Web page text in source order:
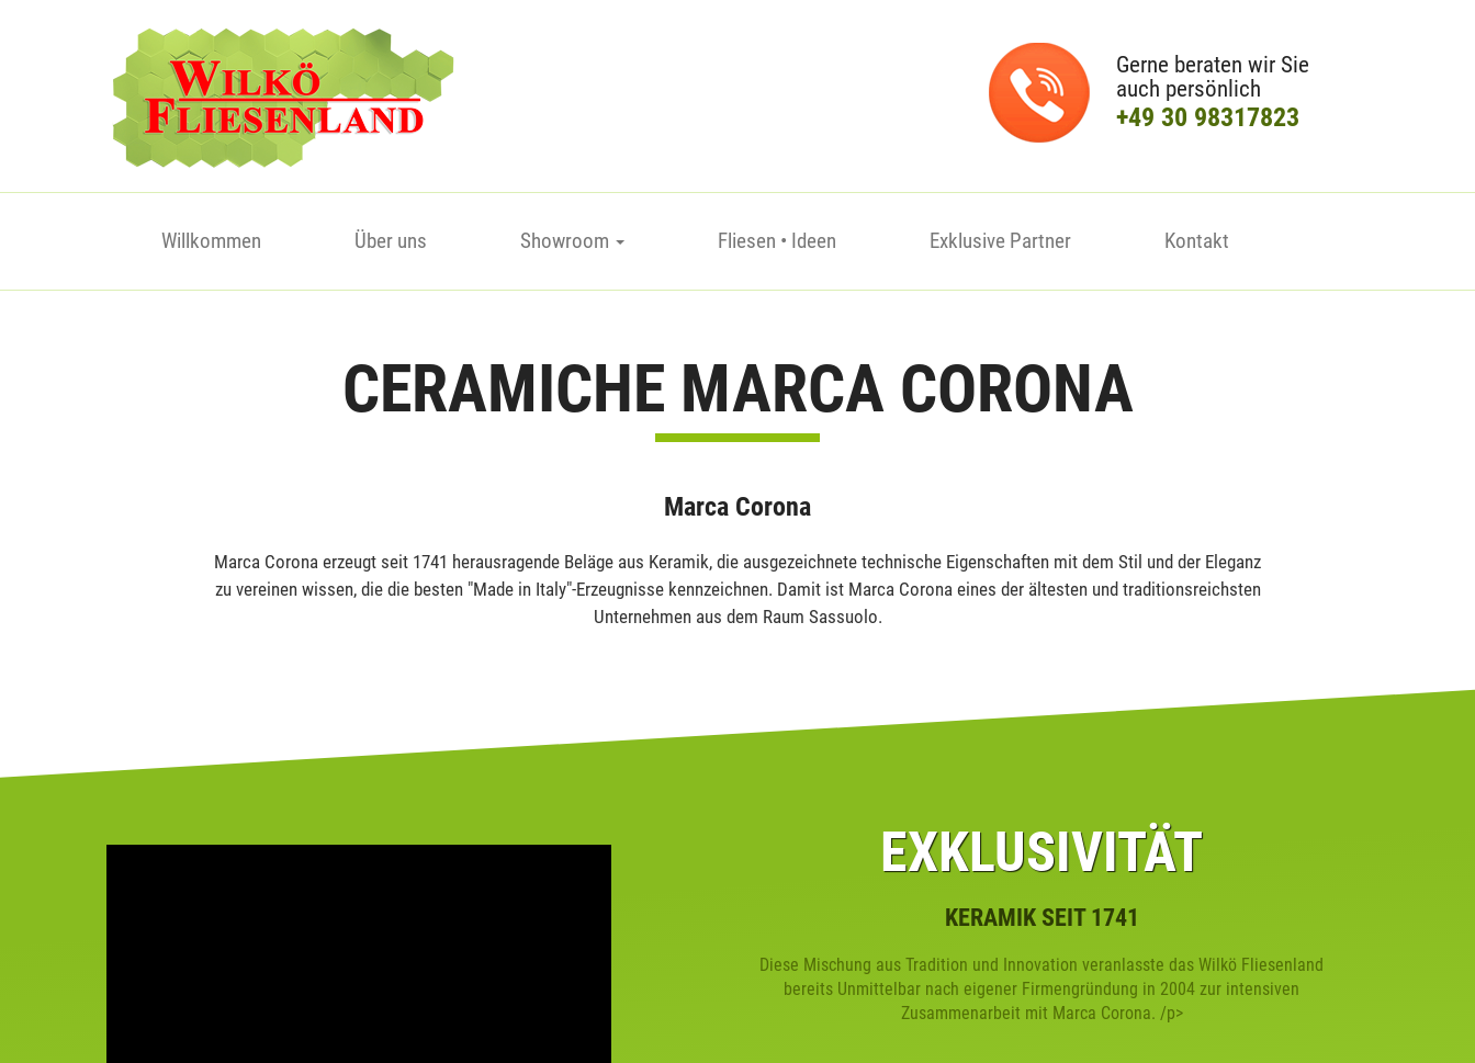
Gerne beraten wir Sie
auch persönlich
+49 30 98317823
Willkommen Über uns Showroom Fliesen • Ideen Exklusive Partner Kontakt
CERAMICHE MARCA CORONA
Marca Corona
Marca Corona erzeugt seit 1741 herausragende Beläge aus Keramik, die ausgezeichnete technische Eigenschaften mit dem Stil und der Eleganz
zu vereinen wissen, die die besten "Made in Italy"-Erzeugnisse kennzeichnen. Damit ist Marca Corona eines der ältesten und traditionsreichsten
Unternehmen aus dem Raum Sassuolo.
.
EXKLUSIVITÄT
KERAMIK SEIT 1741
Diese Mischung aus Tradition und Innovation veranlasste das Wilkö Fliesenland
bereits Unmittelbar nach eigener Firmengründung in 2004 zur intensiven
Zusammenarbeit mit Marca Corona. /p>